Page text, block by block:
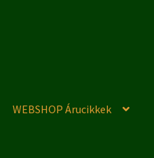
WEBSHOP Árucikkek